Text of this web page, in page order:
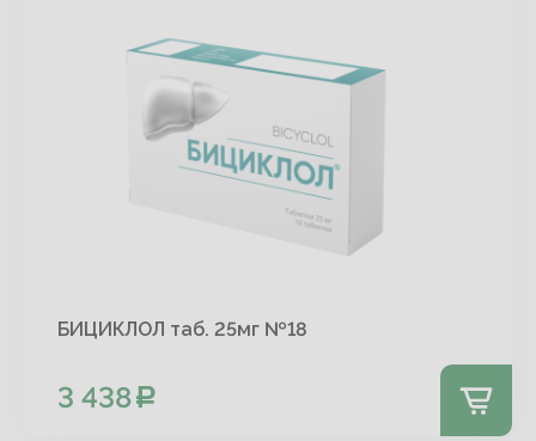
БИЦИКЛОЛ таб. 25мг №18
3 438